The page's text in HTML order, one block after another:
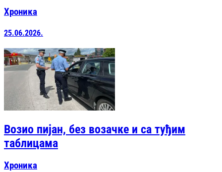
Хроника
25.06.2026.
Возио пијан, без возачке и са туђим
таблицама
Хроника